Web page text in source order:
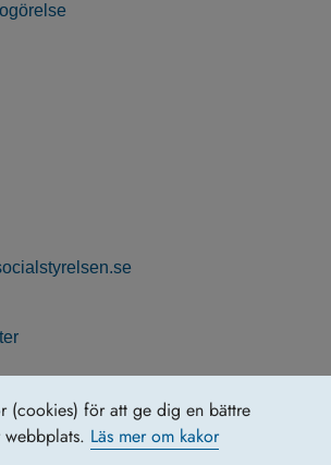
(cookies) för att ge dig en bättre
webbplats. Läs mer om kakor